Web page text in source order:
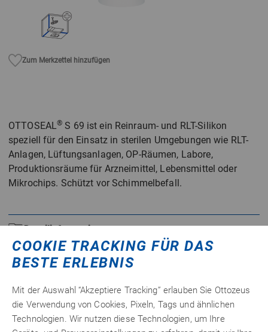
Zum Merkzettel hinzufügen
OTTOSEAL® S 69 ist ein Reinraum- und RLT-Silikon
speziell für den Einsatz in sterilen Umgebungen wie RLT-
Anlagen, Lüftungsanlagen, OP-Räumen, Labore,
Produktionsräume für Arzneimittel, Lebensmittel oder
Mikrochips. Schützt vor Schimmelbefall.
Detailinformationen
Technische Merkmale
Datenblätter
COOKIE TRACKING FÜR DAS
BESTE ERLEBNIS
Mit der Auswahl “Akzeptiere Tracking” erlauben Sie Ottozeus
die Verwendung von Cookies, Pixeln, Tags und ähnlichen
Technologien. Wir nutzen diese Technologien, um Ihre